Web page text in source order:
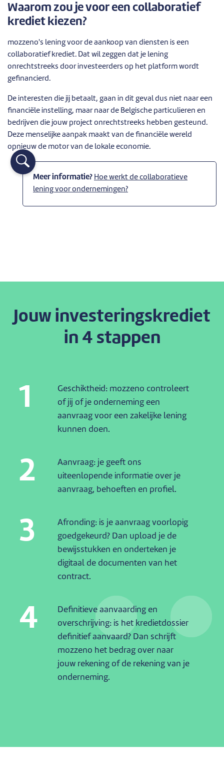
Waarom zou je voor een collaboratief
krediet kiezen?
mozzeno's lening voor de aankoop van diensten is een
collaboratief krediet. Dat wil zeggen dat je lening
onrechtstreeks door investeerders op het platform wordt
gefinancierd.
De interesten die jij betaalt, gaan in dit geval dus niet naar een
financiële instelling, maar naar de Belgische particulieren en
bedrijven die jouw project onrechtstreeks hebben gesteund.
Deze menselijke aanpak maakt van de financiële wereld
opnieuw de motor van de lokale economie.
Meer informatie? Hoe werkt de collaboratieve
lening voor ondernemingen?
Jouw investeringskrediet
in 4 stappen
1
Geschiktheid: mozzeno controleert
of jij of je onderneming een
aanvraag voor een zakelijke lening
kunnen doen.
2
Aanvraag: je geeft ons
uiteenlopende informatie over je
aanvraag, behoeften en profiel.
3
Afronding: is je aanvraag voorlopig
goedgekeurd? Dan upload je de
bewijsstukken en onderteken je
digitaal de documenten van het
contract.
4
Definitieve aanvaarding en
overschrijving: is het kredietdossier
definitief aanvaard? Dan schrijft
mozzeno het bedrag over naar
jouw rekening of de rekening van je
onderneming.